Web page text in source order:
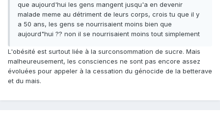
que aujourd'hui les gens mangent jusqu'a en devenir
malade meme au détriment de leurs corps, crois tu que il y
a 50 ans, les gens se nourrisaient moins bien que
aujourd"hui ?? non il se nourrisaient moins tout simplement
L'obésité est surtout liée à la surconsommation de sucre. Mais
malheureusement, les consciences ne sont pas encore assez
évoluées pour appeler à la cessation du génocide de la betterave
et du mais.